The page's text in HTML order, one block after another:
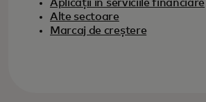
Aplicații în serviciile financiare
Alte sectoare
Marcaj de creștere